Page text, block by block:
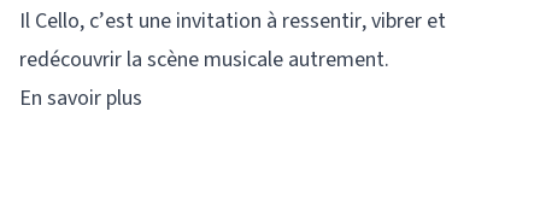
Il Cello, c’est une invitation à ressentir, vibrer et
redécouvrir la scène musicale autrement.
En savoir plus